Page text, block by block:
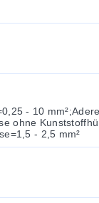
- 10
ohne
- 2,5 mm²